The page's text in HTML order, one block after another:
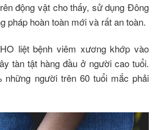
động vật cho thấy, sử dụng Đông
pháp hoàn toàn mới và rất an toàn.
liệt bệnh viêm xương khớp vào
tàn tật hàng đầu ở người cao tuổi.
những người trên 60 tuổi mắc phải